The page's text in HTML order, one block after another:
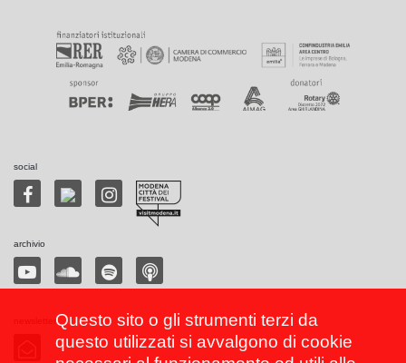
social
archivio
Questo sito o gli strumenti terzi da
questo utilizzati si avvalgono di cookie